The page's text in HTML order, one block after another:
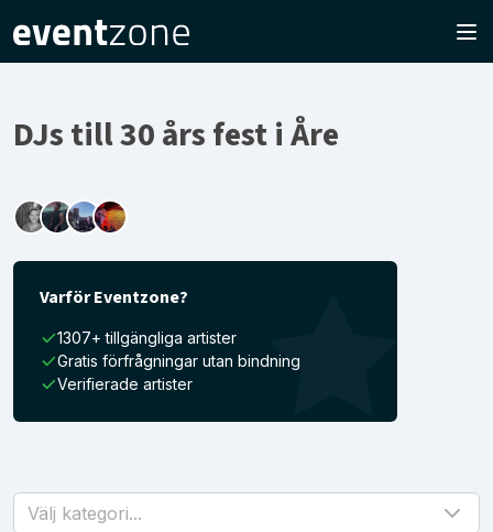
DJs till 30 års fest i Åre
Varför Eventzone?
1307+ tillgängliga artister
Gratis förfrågningar utan bindning
Verifierade artister
Välj kategori...